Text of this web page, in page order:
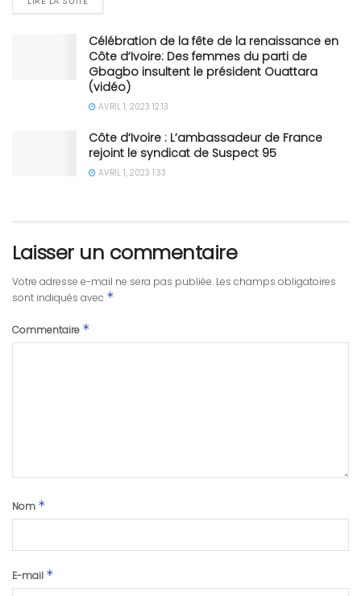
Célébration de la fête de la renaissance en
Côte d’Ivoire: Des femmes du parti de
Gbagbo insultent le président Ouattara
(vidéo)
AVRIL 1, 2023 12:13
Côte d’Ivoire : L’ambassadeur de France
rejoint le syndicat de Suspect 95
AVRIL 1, 2023 1:33
Laisser un commentaire
Votre adresse e-mail ne sera pas publiée. Les champs obligatoires
sont indiqués avec *
Commentaire *
Nom *
E-mail *